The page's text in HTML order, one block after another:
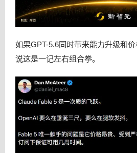
如果GPT-5.6同时带来能力升级和
说这是一记左右组合拳。